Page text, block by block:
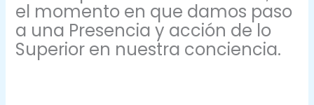
el momento en que damos paso
a una Presencia y acción de lo
Superior en nuestra conciencia.